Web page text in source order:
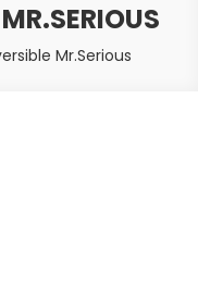
Mr.Serious